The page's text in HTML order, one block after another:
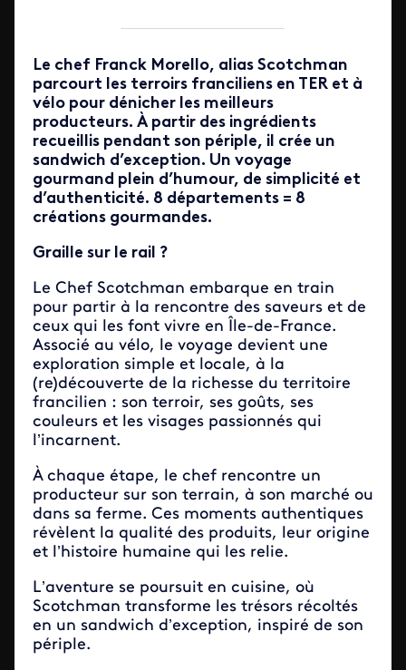
Le chef Franck Morello, alias Scotchman
parcourt les terroirs franciliens en TER et à
vélo pour dénicher les meilleurs
producteurs. À partir des ingrédients
recueillis pendant son périple, il crée un
sandwich d’exception. Un voyage
gourmand plein d’humour, de simplicité et
d’authenticité. 8 départements = 8
créations gourmandes.
Graille sur le rail ?
Le Chef Scotchman embarque en train
pour partir à la rencontre des saveurs et de
ceux qui les font vivre en Île-de-France.
Associé au vélo, le voyage devient une
exploration simple et locale, à la
(re)découverte de la richesse du territoire
francilien : son terroir, ses goûts, ses
couleurs et les visages passionnés qui
l’incarnent.
À chaque étape, le chef rencontre un
producteur sur son terrain, à son marché ou
dans sa ferme. Ces moments authentiques
révèlent la qualité des produits, leur origine
et l’histoire humaine qui les relie.
L’aventure se poursuit en cuisine, où
Scotchman transforme les trésors récoltés
en un sandwich d’exception, inspiré de son
périple.